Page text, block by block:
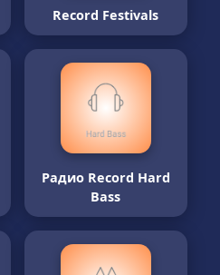
Record Festivals
Радио Record Hard
Bass